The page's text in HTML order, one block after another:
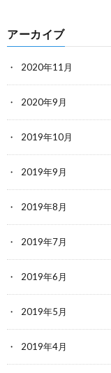
アーカイブ
2020年11月
2020年9月
2019年10月
2019年9月
2019年8月
2019年7月
2019年6月
2019年5月
2019年4月